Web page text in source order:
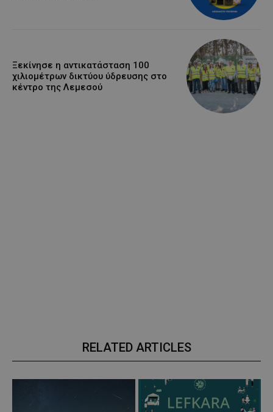
Ξεκίνησε η αντικατάσταση 100
χιλιομέτρων δικτύου ύδρευσης στο
κέντρο της Λεμεσού
RELATED ARTICLES